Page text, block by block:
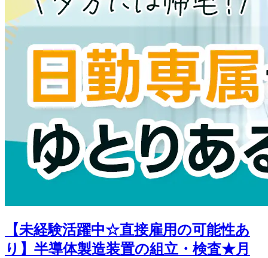
【未経験活躍中☆直接雇用の可能性あ
り】半導体製造装置の組立・検査★月